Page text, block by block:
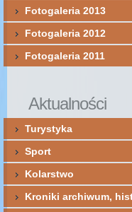
Fotogaleria 2013
Fotogaleria 2012
Fotogaleria 2011
Aktualności
Turystyka
Sport
Kolarstwo
Kroniki archiwum,